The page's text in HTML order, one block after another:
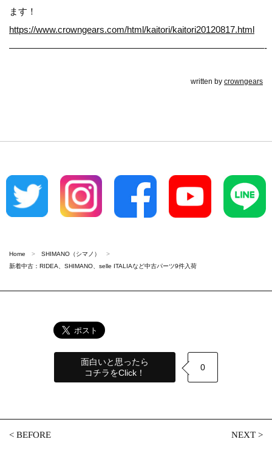
ます！
https://www.crowngears.com/html/kaitori/kaitori20120817.html
————————————————————————————-
written by crowngears
Home
SHIMANO（シマノ）
新着中古：RIDEA、SHIMANO、selle ITALIAなど中古パーツ9件入荷
面白いと思ったら
コチラをClick！
0
<BEFORE NEXT>